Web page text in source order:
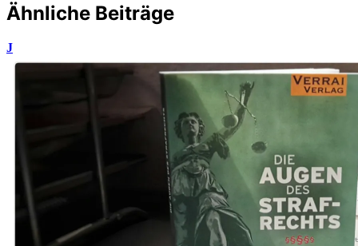
Ähnliche Beiträge
J